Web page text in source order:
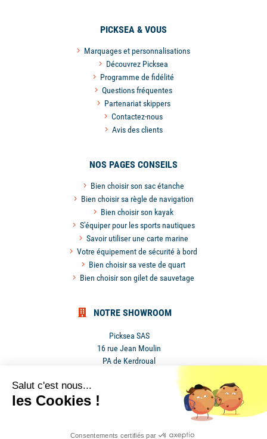
PICKSEA & VOUS
Marquages et personnalisations
Découvrez Picksea
Programme de fidélité
Questions fréquentes
Partenariat skippers
Contactez-nous
Avis des clients
NOS PAGES CONSEILS
Bien choisir son sac étanche
Bien choisir sa règle de navigation
Bien choisir son kayak
S'équiper pour les sports nautiques
Savoir utiliser une carte marine
Votre équipement de sécurité à bord
Bien choisir sa veste de quart
Bien choisir son gilet de sauvetage
NOTRE SHOWROOM
Picksea SAS
16 rue Jean Moulin
PA de Kerdroual
Conditions générales de ventes Cookies
Salut c'est nous...
les Cookies !
Consentements certifiés par